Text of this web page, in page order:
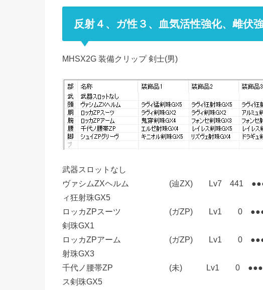
反射４、ガ性３、血気活性強化、雌伏
MHSX2G 装備クリップ 剣士(男)
武器スロットなし
ヴァシムZXヘルム (辿ZX) Lv7 441 ●●● ラヴ
ィ狂射珠GX5
ロッカZPスーツ (ガZP) Lv1 0 ●●● ラヴィ
剣珠GX1
ロッカZPアーム (ガZP) Lv1 0 ●●● 鬼穿剣
射珠GX3
千代ノ腰帯ZP (未) Lv1 0 ●●● エルゼ射
ス剣珠GX5